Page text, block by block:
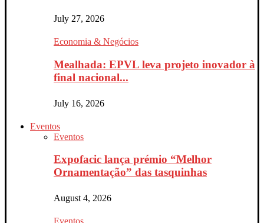
July 27, 2026
Economia & Negócios
Mealhada: EPVL leva projeto inovador à
final nacional...
July 16, 2026
Eventos
Eventos
Expofacic lança prémio “Melhor
Ornamentação” das tasquinhas
August 4, 2026
Eventos